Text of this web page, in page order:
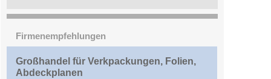
Firmenempfehlungen
Großhandel für Verkpackungen, Folien,
Abdeckplanen